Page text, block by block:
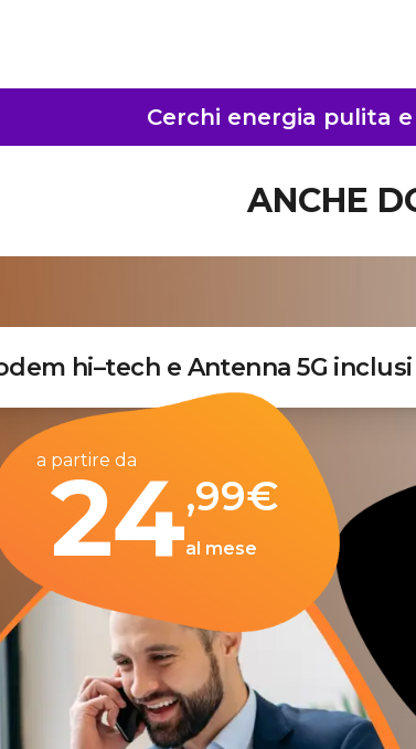
Cerchi energia pulita
ANCHE
hi–tech e Antenna 5G inclusi
a partire da
24,99€
al mese